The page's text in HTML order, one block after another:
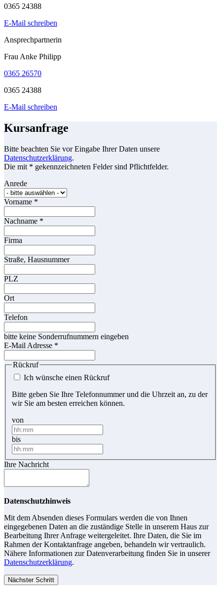
0365 24388
E-Mail schreiben
Ansprechpartnerin
Frau Anke Philipp
0365 26570
0365 24388
E-Mail schreiben
Kursanfrage
Bitte beachten Sie vor Eingabe Ihrer Daten unsere
Datenschutzerklärung.
Die mit * gekennzeichneten Felder sind Pflichtfelder.
Anrede
Vorname *
Nachname *
Firma
Straße, Hausnummer
PLZ
Ort
Telefon
bitte keine Sonderrufnummern eingeben
E-Mail Adresse *
Rückruf
Ich wünsche einen Rückruf
Bitte geben Sie Ihre Telefonnummer und die Uhrzeit an, zu der
wir Sie am besten erreichen können.
von
bis
Ihre Nachricht
Datenschutzhinweis
Mit dem Absenden dieses Formulars werden die von Ihnen
eingegebenen Daten an die zuständige Stelle in unserem Haus zur
Bearbeitung Ihrer Anfrage weitergeleitet. Ihre Daten, die Sie im
Rahmen der Kontaktanfrage angeben, behandeln wir vertraulich.
Nähere Informationen zur Datenverarbeitung finden Sie in unserer
Datenschutzerklärung.
Nächster Schritt